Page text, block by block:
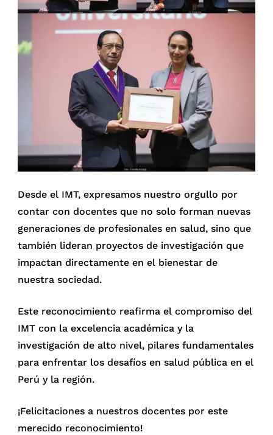
Desde el IMT, expresamos nuestro orgullo por
contar con docentes que no solo forman nuevas
generaciones de profesionales en salud, sino que
también lideran proyectos de investigación que
impactan directamente en el bienestar de
nuestra sociedad.
Este reconocimiento reafirma el compromiso del
IMT con la excelencia académica y la
investigación de alto nivel, pilares fundamentales
para enfrentar los desafíos en salud pública en el
Perú y la región.
¡Felicitaciones a nuestros docentes por este
merecido reconocimiento!